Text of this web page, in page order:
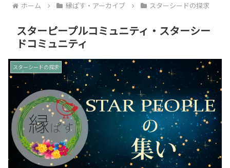
ホーム 縁ぱす・アーカイブ スターシードの探求
スターピープルコミュニティ・スターシー
ドコミュニティ
スターシードの探求